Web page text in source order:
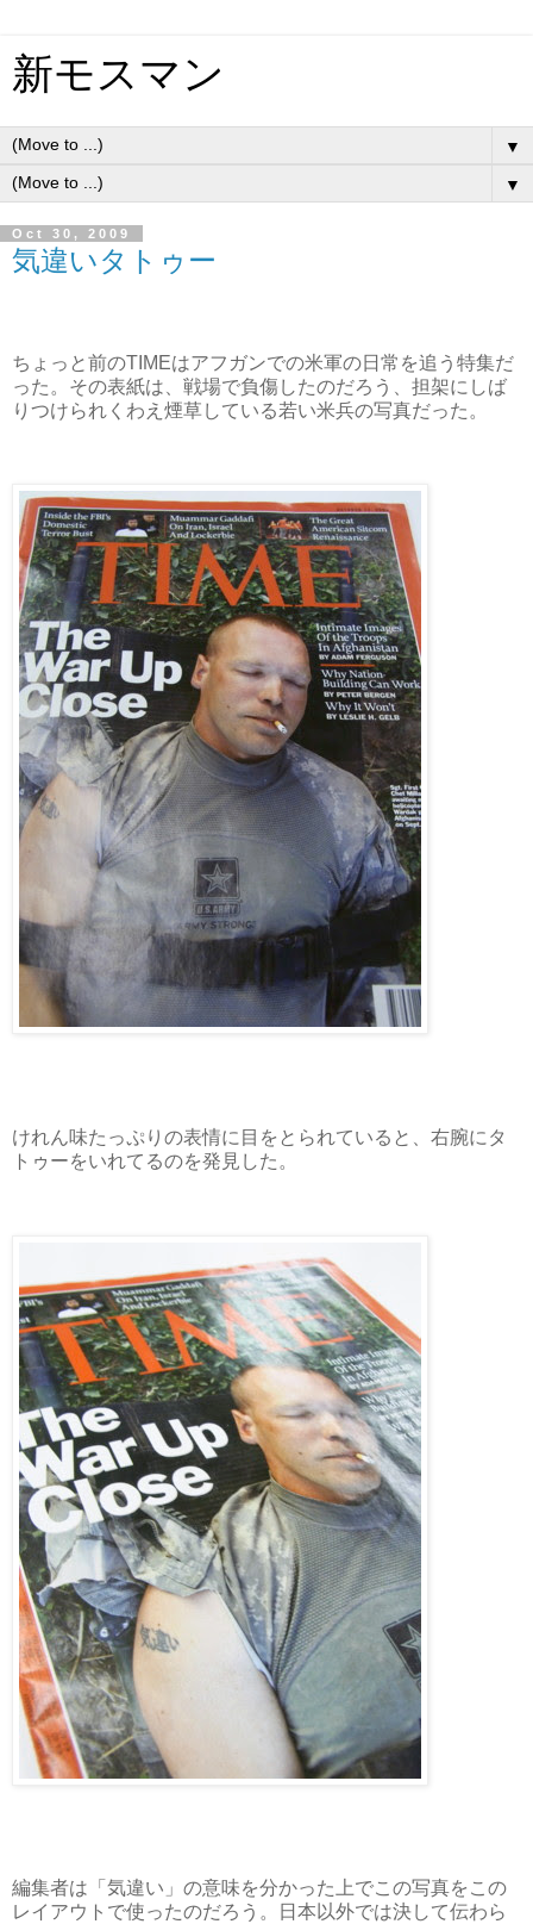
新モスマン
▼
▼
Oct 30, 2009
気違いタトゥー
ちょっと前のTIMEはアフガンでの米軍の日常を追う特集だ
った。その表紙は、戦場で負傷したのだろう、担架にしば
りつけられくわえ煙草している若い米兵の写真だった。
けれん味たっぷりの表情に目をとられていると、右腕にタ
トゥーをいれてるのを発見した。
編集者は「気違い」の意味を分かった上でこの写真をこの
レイアウトで使ったのだろう。日本以外では決して伝わら